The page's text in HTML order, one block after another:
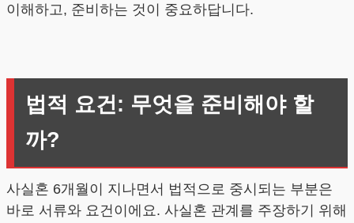
이해하고, 준비하는 것이 중요하답니다.
법적 요건: 무엇을 준비해야 할
까?
사실혼 6개월이 지나면서 법적으로 중시되는 부분은
바로 서류와 요건이에요. 사실혼 관계를 주장하기 위해